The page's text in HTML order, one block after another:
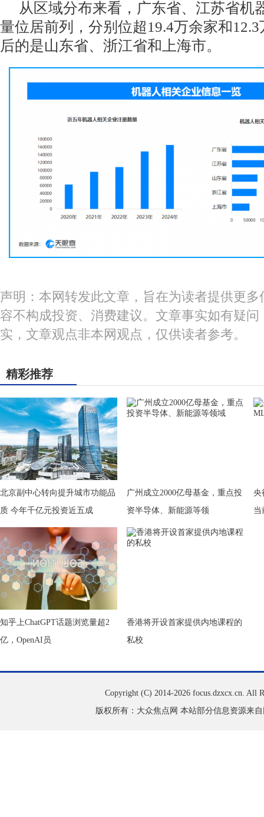
从区域分布来看，广东省、江苏省机
量位居前列，分别位超19.4万余家和
后的是山东省、浙江省和上海市。
声明：本网转发此文章，旨在为读者提供更
容不构成投资、消费建议。文章事实如有疑
实，文章观点非本网观点，仅供读者参考。
精彩推荐
北京副中心转向提升城市功能品
质 今年千亿元投资近五成
广州成立2000亿母基金，重点投
资半导体、新能源等领
央
当
知乎上ChatGPT话题浏览量超2
亿，OpenAI员
香港将开设首家提供内地课程的
私校
Copyright (C) 2014-2026 focus.dzxcx.cn. All
版权所有：大众焦点网 本站部分信息资源来